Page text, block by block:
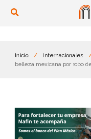
Inicio / Internacionales
belleza mexicana por robo